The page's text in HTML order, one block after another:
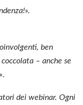
ben
– anche se
».
dei webinar. Ogni